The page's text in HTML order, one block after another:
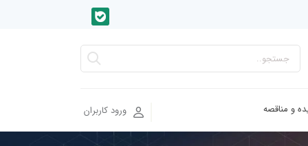
و مناقصه ورود کاربران